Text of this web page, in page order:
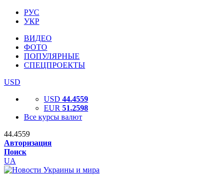
РУС
УКР
ВИДЕО
ФОТО
ПОПУЛЯРНЫЕ
СПЕЦПРОЕКТЫ
USD
USD 44.4559
EUR 51.2598
Все курсы валют
44.4559
Авторизация
Поиск
UA